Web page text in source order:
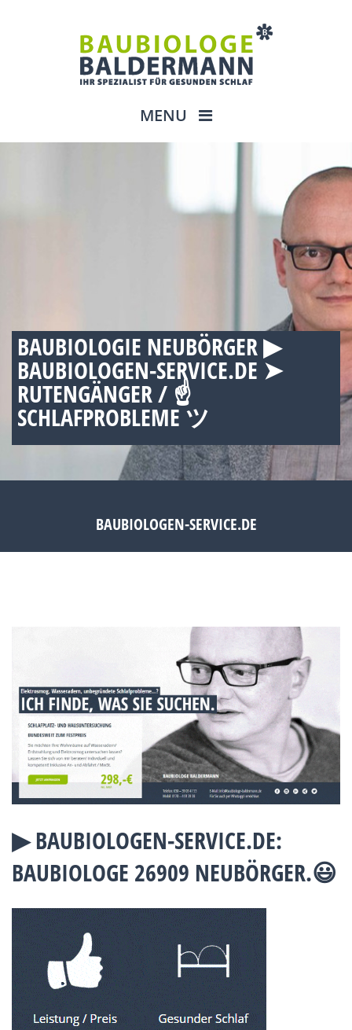
MENU
BAUBIOLOGIE NEUBÖRGER ▶︎
BAUBIOLOGEN-SERVICE.DE ➤
RUTENGÄNGER / ☝
SCHLAFPROBLEME ツ
BAUBIOLOGEN-SERVICE.DE
▶︎ BAUBIOLOGEN-SERVICE.DE:
BAUBIOLOGE 26909 NEUBÖRGER.😃